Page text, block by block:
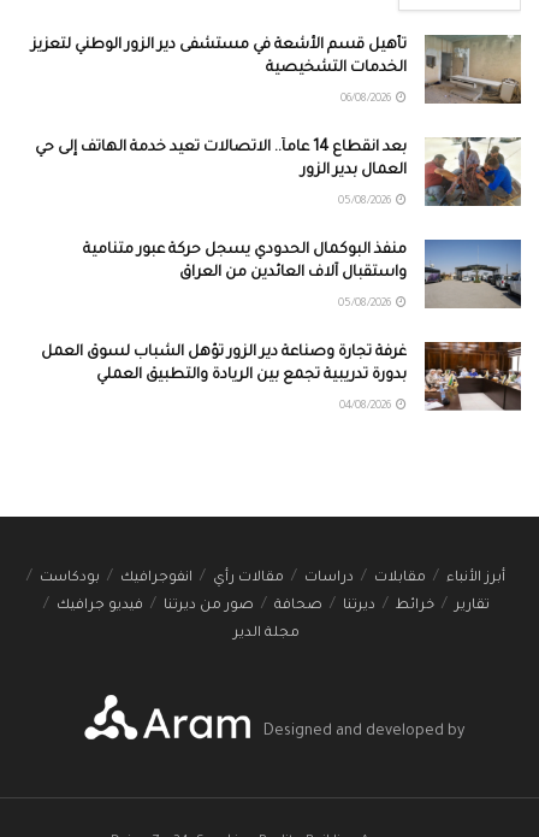
تأهيل قسم الأشعة في مستشفى دير الزور الوطني لتعزيز
الخدمات التشخيصية
بعد انقطاع 14 عاماً.. الاتصالات تعيد خدمة الهاتف إلى حي
العمال بدير الزور
منفذ البوكمال الحدودي يسجل حركة عبور متنامية
واستقبال آلاف العائدين من العراق
غرفة تجارة وصناعة دير الزور تؤهل الشباب لسوق العمل
بدورة تدريبية تجمع بين الريادة والتطبيق العملي
أبرز الأنباء مقابلات دراسات مقالات رأي انفوجرافيك
بودكاست
تقارير
خرائط ديرتنا صحافة صور من ديرتنا
فيديو جرافيك
مجلة الدير
Designed and developed by